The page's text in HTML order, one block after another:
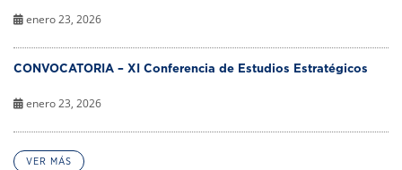
enero 23, 2026
CONVOCATORIA – XI Conferencia de Estudios Estratégicos
enero 23, 2026
VER MÁS